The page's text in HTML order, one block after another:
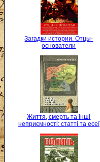
Загадки истории. Отцы-
основатели
Життя, смерть та інші
неприємності: статті та есеї